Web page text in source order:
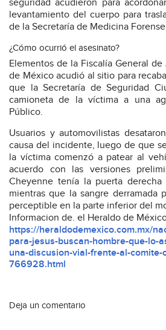
seguridad acudieron para
levantamiento del cuerpo para
de la Secretaría de Medicina
¿Cómo ocurrió el asesinato?
Elementos de la Fiscalía General
de México acudió al sitio para
que la Secretaría de Seguridad
camioneta de la víctima a una
Público.
Usuarios y automovilistas
causa del incidente, luego de que
la víctima comenzó a patear al
acuerdo con las versiones
Cheyenne tenía la puerta
mientras que la sangre derramada
perceptible en la parte inferior del
Informacion de. el Heraldo de
https://heraldodemexico.com.mx/
para-jesus-buscan-hombre-que-lo-
una-discusion-vial-frente-al-comite-
766928.html
Deja un comentario